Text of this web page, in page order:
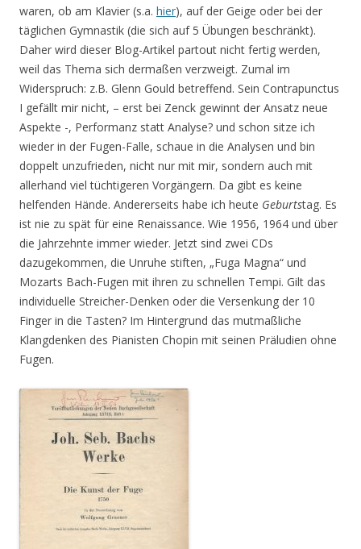
waren, ob am Klavier (s.a. hier), auf der Geige oder bei der
täglichen Gymnastik (die sich auf 5 Übungen beschränkt).
Daher wird dieser Blog-Artikel partout nicht fertig werden,
weil das Thema sich dermaßen verzweigt. Zumal im
Widerspruch: z.B. Glenn Gould betreffend. Sein Contrapunctus
I gefällt mir nicht, – erst bei Zenck gewinnt der Ansatz neue
Aspekte -, Performanz statt Analyse? und schon sitze ich
wieder in der Fugen-Falle, schaue in die Analysen und bin
doppelt unzufrieden, nicht nur mit mir, sondern auch mit
allerhand viel tüchtigeren Vorgängern. Da gibt es keine
helfenden Hände. Andererseits habe ich heute Geburtstag. Es
ist nie zu spät für eine Renaissance. Wie 1956, 1964 und über
die Jahrzehnte immer wieder. Jetzt sind zwei CDs
dazugekommen, die Unruhe stiften, „Fuga Magna“ und
Mozarts Bach-Fugen mit ihren zu schnellen Tempi. Gilt das
individuelle Streicher-Denken oder die Versenkung der 10
Finger in die Tasten? Im Hintergrund das mutmaßliche
Klangdenken des Pianisten Chopin mit seinen Präludien ohne
Fugen.